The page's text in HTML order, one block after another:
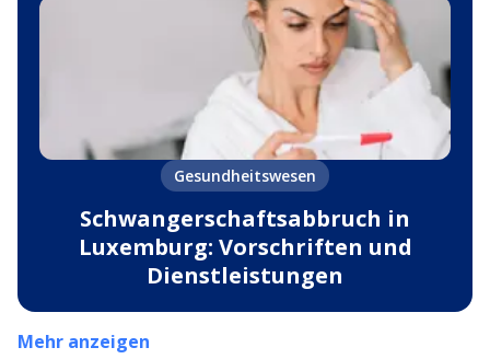
Gesundheitswesen
Schwangerschaftsabbruch in
Luxemburg: Vorschriften und
Dienstleistungen
Mehr anzeigen